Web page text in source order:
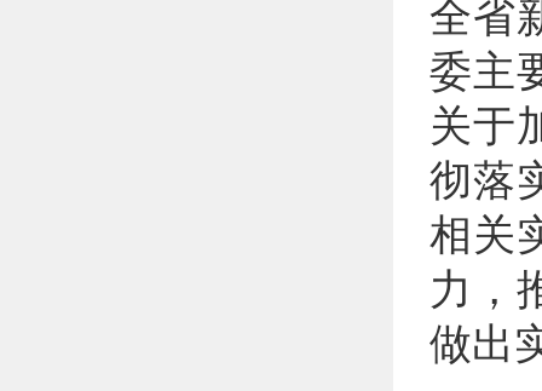
全省
委主
关于
彻落
相关
力，
做出